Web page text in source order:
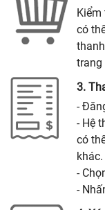
Kiểm
có
trang
3.
-
- Hệ
có
khác.
-
-